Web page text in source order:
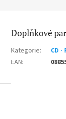
Doplňkové
Kategorie:
CD -
EAN: